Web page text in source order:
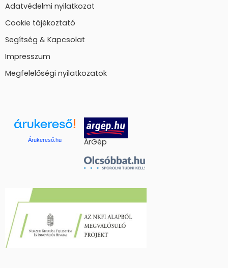
Adatvédelmi nyilatkozat
Cookie tájékoztató
Segítség & Kapcsolat
Impresszum
Megfelelőségi nyilatkozatok
Árukereső.hu ÁrGép